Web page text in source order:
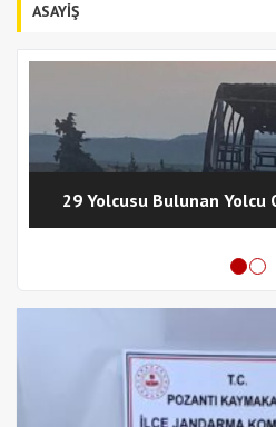
ASAYİŞ
29 Yolcusu Bulunan Yolcu